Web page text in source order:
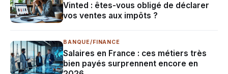
Vinted : êtes-vous obligé de déclarer
vos ventes aux impôts ?
BANQUE/FINANCE
Salaires en France : ces métiers très
bien payés surprennent encore en